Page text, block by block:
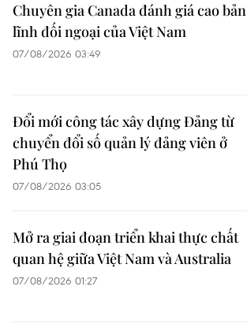
Chuyên gia Canada đánh giá cao bản
lĩnh đối ngoại của Việt Nam
07/08/2026 03:49
Đổi mới công tác xây dựng Đảng từ
chuyển đổi số quản lý đảng viên ở
Phú Thọ
07/08/2026 03:05
Mở ra giai đoạn triển khai thực chất
quan hệ giữa Việt Nam và Australia
07/08/2026 01:27